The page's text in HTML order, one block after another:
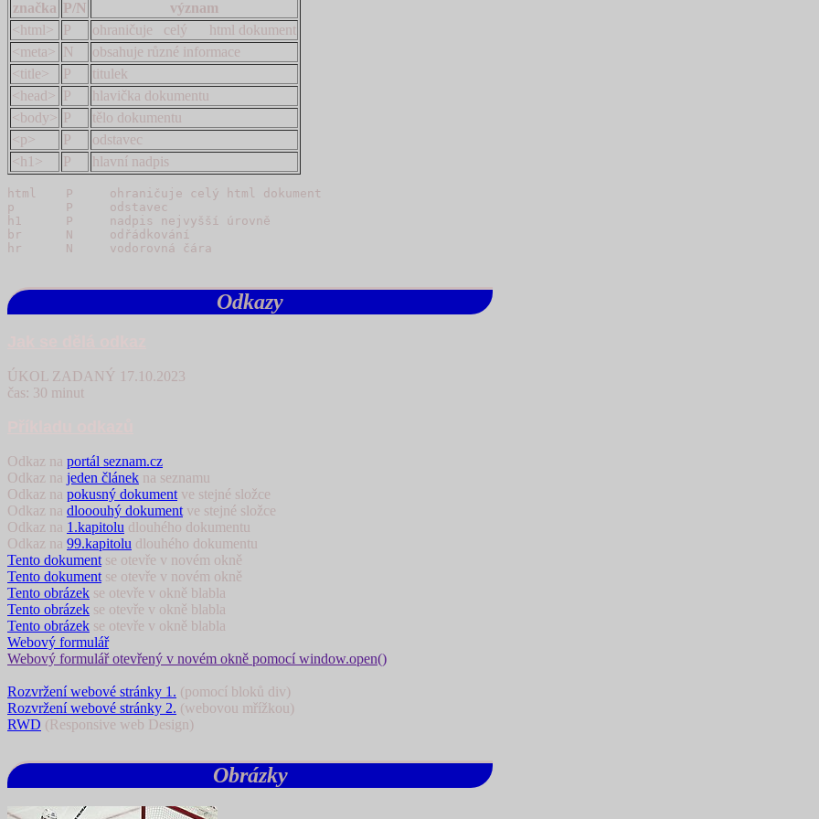
značka P/N
význam
<html>
P
ohraničuje celý html dokument
<meta>
N
obsahuje různé informace
<title>
P
titulek
<head>
P
hlavička dokumentu
<body> P
tělo dokumentu
<p>
P
odstavec
<h1>
P hlavní nadpis
html    P     ohraničuje celý html dokument
p       P     odstavec
h1      P     nadpis nejvyšší úrovně
br      N     odřádkování
Odkazy
ÚKOL ZADANÝ 17.10.2023
čas: 30 minut
Odkaz na portál seznam.cz
Odkaz na jeden článek na seznamu
Odkaz na pokusný dokument ve stejné složce
Odkaz na dlooouhý dokument ve stejné složce
Odkaz na 1.kapitolu dlouhého dokumentu
Odkaz na 99.kapitolu dlouhého dokumentu
Tento dokument se otevře v novém okně
Tento dokument se otevře v novém okně
Tento obrázek se otevře v okně blabla
Tento obrázek se otevře v okně blabla
Tento obrázek se otevře v okně blabla
Webový formulář
Webový formulář otevřený v novém okně pomocí window.open()
Rozvržení webové stránky 1. (pomocí bloků div)
Rozvržení webové stránky 2. (webovou mřížkou)
RWD (Responsive web Design)
Obrázky